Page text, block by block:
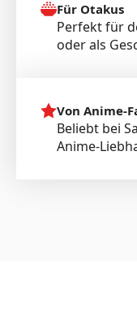
Für Otakus
Perfekt für
oder als
Von Anime-
Beliebt bei
Anime-